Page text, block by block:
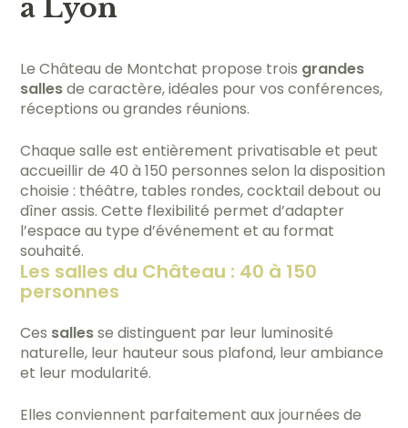
à Lyon
Le Château de Montchat propose trois grandes
sallesde caractère, idéales pour vos conférences,
réceptions ou grandes réunions.
Chaque salle est entièrement privatisable et peut
accueillir de 40 à 150 personnes selon la disposition
choisie : théâtre, tables rondes, cocktail debout ou
dîner assis. Cette flexibilité permet d’adapter
l’espace au type d’événement et au format
souhaité.
Les salles du Château : 40 à 150
personnes
Ces sallesse distinguent par leur luminosité
naturelle, leur hauteur sous plafond, leur ambiance
et leur modularité.
Elles conviennent parfaitement aux journées de